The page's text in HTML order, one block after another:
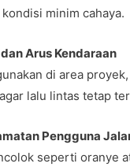
minim cahaya.
Arus Kendaraan
di area
lalu lintas tetap
Pengguna
seperti oranye